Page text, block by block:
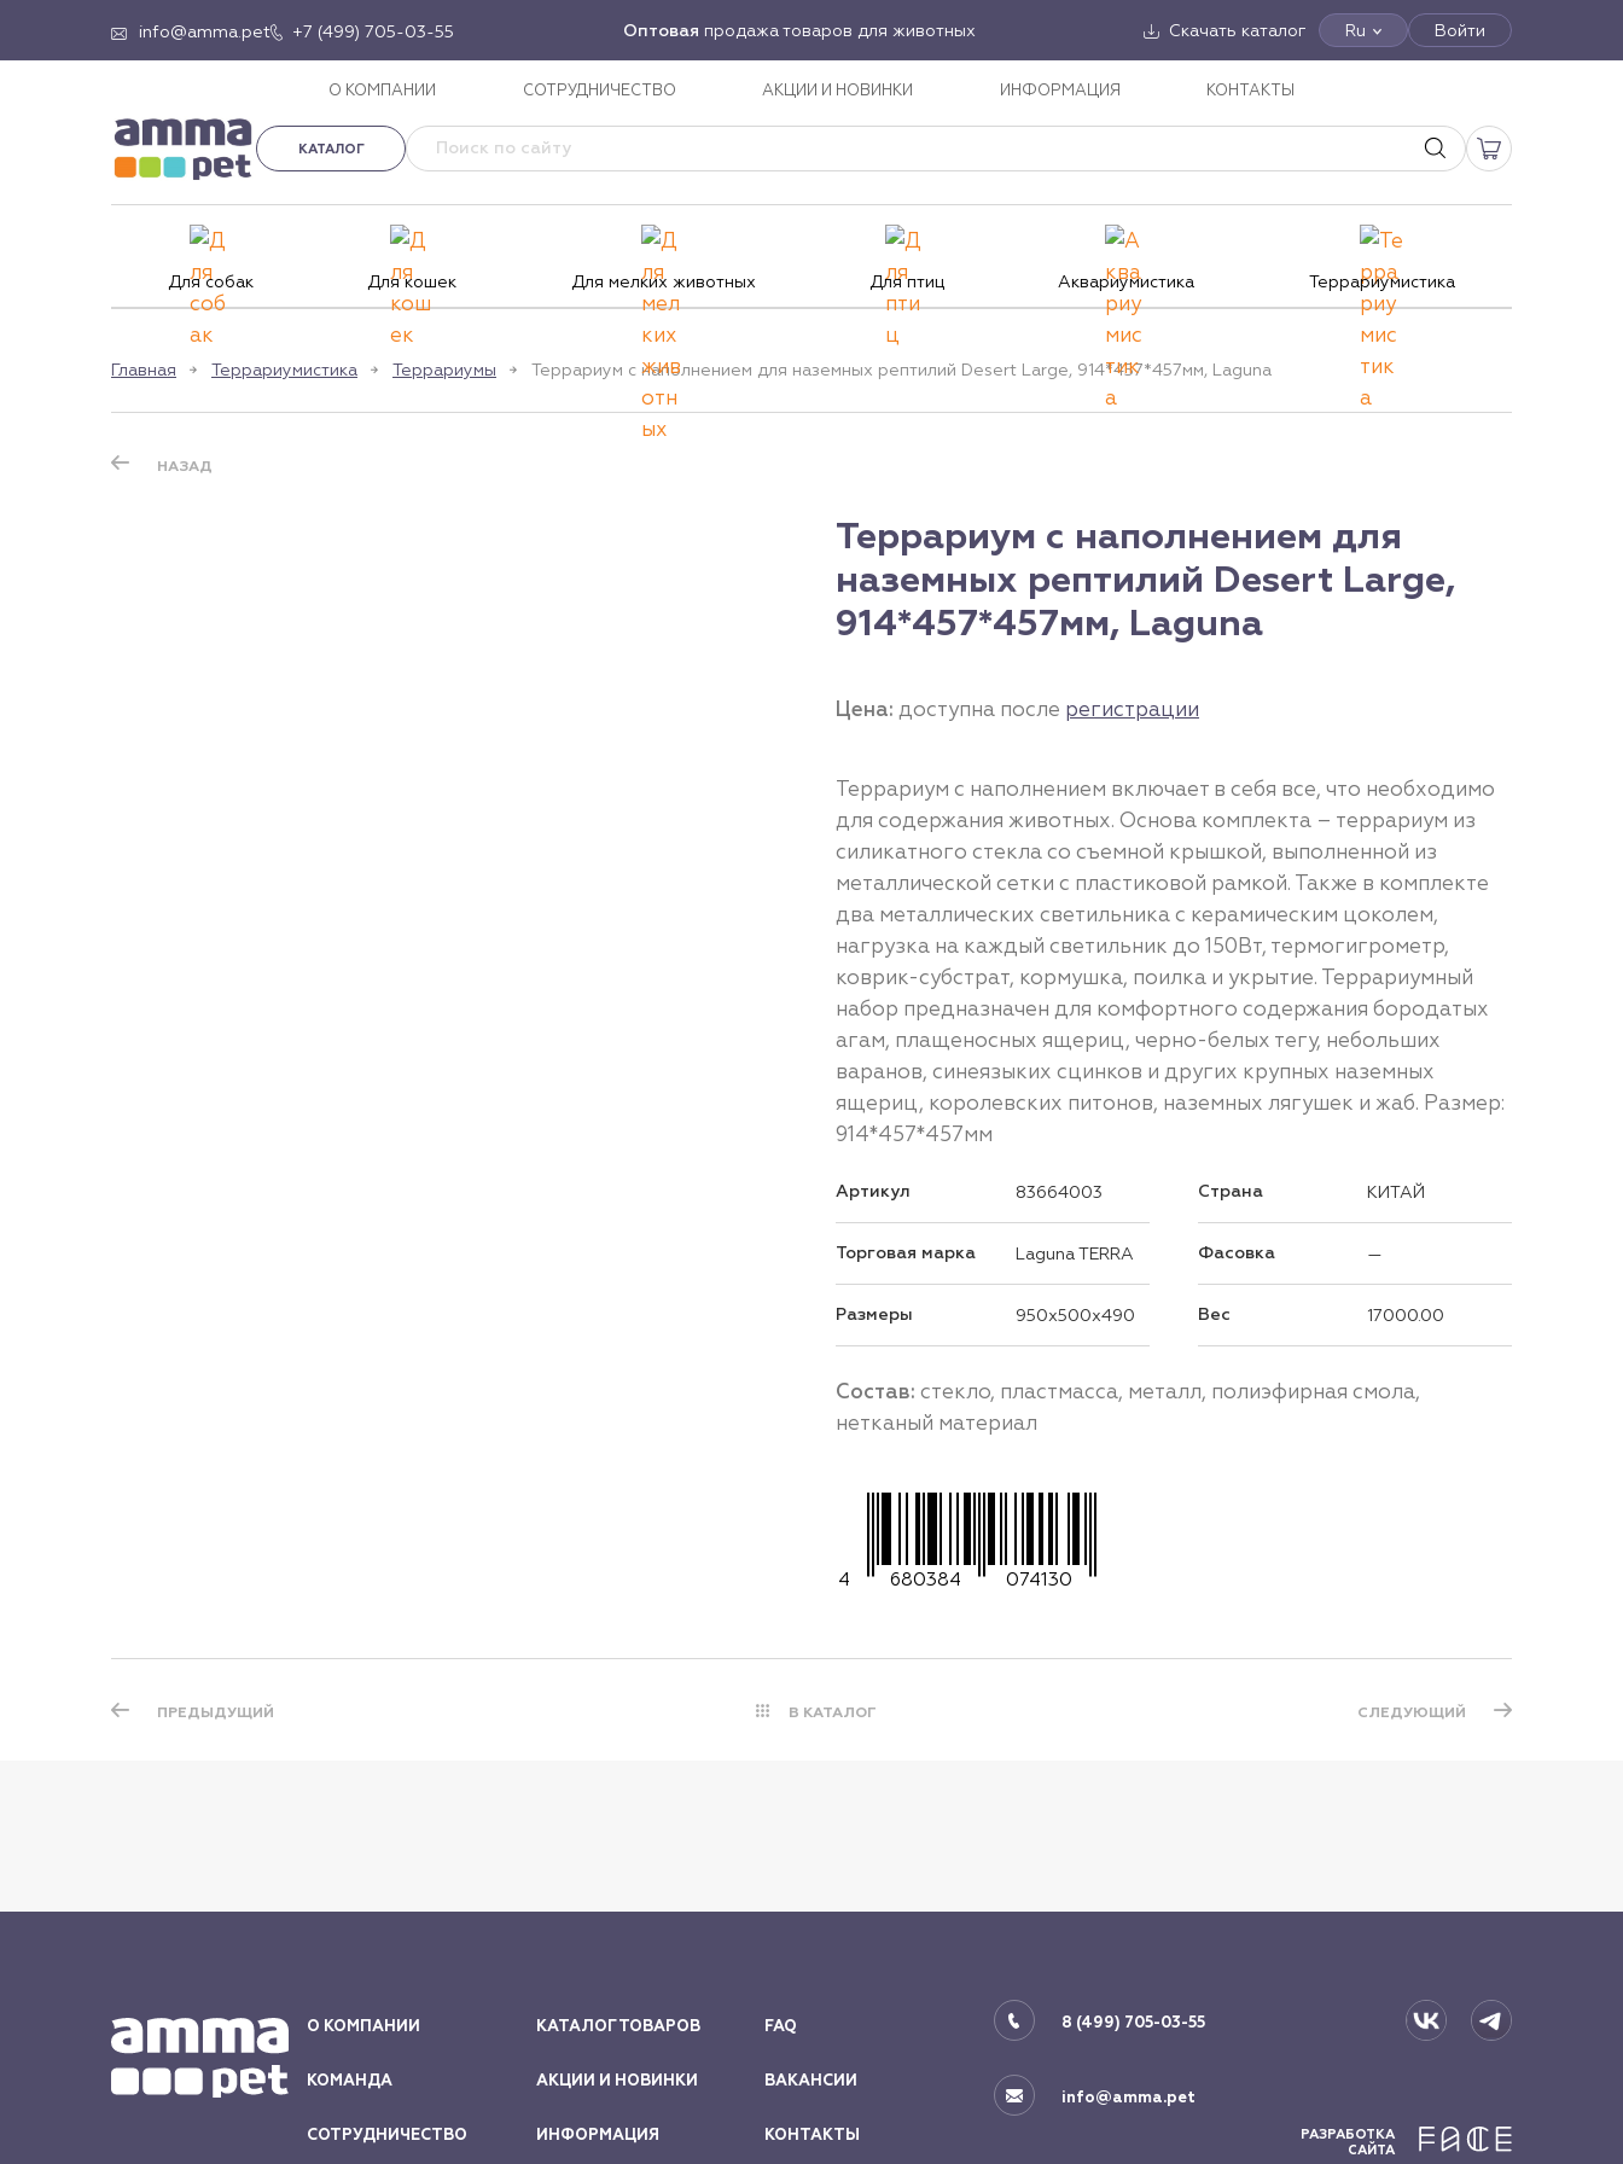
info@amma.pet +7 (499) 705-03-55 Оптовая продажа товаров для животных Скачать каталог Ru Войти
О КОМПАНИИ СОТРУДНИЧЕСТВО АКЦИИ И НОВИНКИ ИНФОРМАЦИЯ КОНТАКТЫ
КАТАЛОГ
Для собак Для кошек Для мелких животных Для птиц Аквариумистика Террариумистика
Главная Террариумистика Террариумы Террариум с наполнением для наземных рептилий Desert Large, 914*457*457мм, Laguna
НАЗАД
Террариум с наполнением для
наземных рептилий Desert Large,
914*457*457мм, Laguna
Цена: доступна после регистрации
Террариум с наполнением включает в себя все, что необходимо
для содержания животных. Основа комплекта – террариум из
силикатного стекла со съемной крышкой, выполненной из
металлической сетки с пластиковой рамкой. Также в комплекте
два металлических светильника с керамическим цоколем,
нагрузка на каждый светильник до 150Вт, термогигрометр,
коврик-субстрат, кормушка, поилка и укрытие. Террариумный
набор предназначен для комфортного содержания бородатых
агам, плащеносных ящериц, черно-белых тегу, небольших
варанов, синеязыких сцинков и других крупных наземных
ящериц, королевских питонов, наземных лягушек и жаб. Размер:
914*457*457мм
Артикул 83664003
Торговая марка Laguna TERRA
Размеры 950x500x490
Страна КИТАЙ
Фасовка —
Вес 17000.00
Состав: стекло, пластмасса, металл, полиэфирная смола,
нетканый материал
4 680384 074130
ПРЕДЫДУЩИЙ В КАТАЛОГ СЛЕДУЮЩИЙ
О КОМПАНИИ
КОМАНДА
СОТРУДНИЧЕСТВО
КАТАЛОГ ТОВАРОВ
АКЦИИ И НОВИНКИ
ИНФОРМАЦИЯ
FAQ
ВАКАНСИИ
КОНТАКТЫ
8 (499) 705-03-55
info@amma.pet
РАЗРАБОТКА
САЙТА